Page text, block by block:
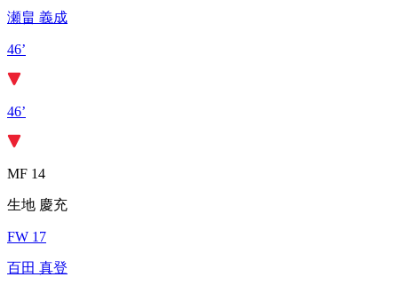
瀬畠 義成
46’
46’
MF 14
生地 慶充
FW 17
百田 真登